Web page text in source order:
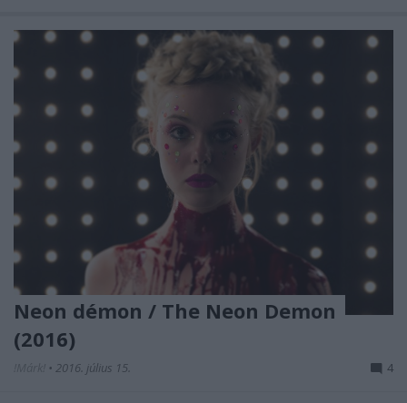
Neon démon / The Neon Demon
(2016)
• 2016. július 15. 4